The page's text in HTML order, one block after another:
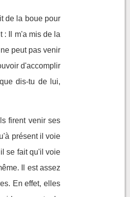
de la boue pour
: Il m'a mis de la
peut pas venir
d'accomplir
dis-tu de lui,
firent venir ses
présent il voie
se fait qu'il voie
Il est assez
En effet, elles